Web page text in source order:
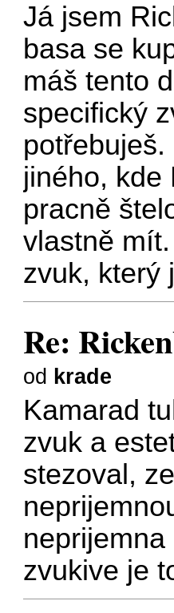
Já jsem
basa se
máš tento
specifický
jiného, kde
pracně
vlastně
zvuk, který
Re:
od krade
Kamarad
zvuk a
stezoval,
zvukive je